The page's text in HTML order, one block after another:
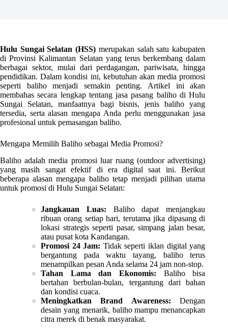
Hulu Sungai Selatan (HSS) merupakan salah satu kabupaten
di Provinsi Kalimantan Selatan yang terus berkembang dalam
berbagai sektor, mulai dari perdagangan, pariwisata, hingga
pendidikan. Dalam kondisi ini, kebutuhan akan media promosi
seperti baliho menjadi semakin penting. Artikel ini akan
membahas secara lengkap tentang jasa pasang baliho di Hulu
Sungai Selatan, manfaatnya bagi bisnis, jenis baliho yang
tersedia, serta alasan mengapa Anda perlu menggunakan jasa
profesional untuk pemasangan baliho.
Mengapa Memilih Baliho sebagai Media Promosi?
Baliho adalah media promosi luar ruang (outdoor advertising)
yang masih sangat efektif di era digital saat ini. Berikut
beberapa alasan mengapa baliho tetap menjadi pilihan utama
untuk promosi di Hulu Sungai Selatan:
Jangkauan Luas: Baliho dapat menjangkau
ribuan orang setiap hari, terutama jika dipasang di
lokasi strategis seperti pasar, simpang jalan besar,
atau pusat kota Kandangan.
Promosi 24 Jam: Tidak seperti iklan digital yang
bergantung pada waktu tayang, baliho terus
menampilkan pesan Anda selama 24 jam non-stop.
Tahan Lama dan Ekonomis: Baliho bisa
bertahan berbulan-bulan, tergantung dari bahan
dan kondisi cuaca.
Meningkatkan Brand Awareness: Dengan
desain yang menarik, baliho mampu menancapkan
citra merek di benak masyarakat.